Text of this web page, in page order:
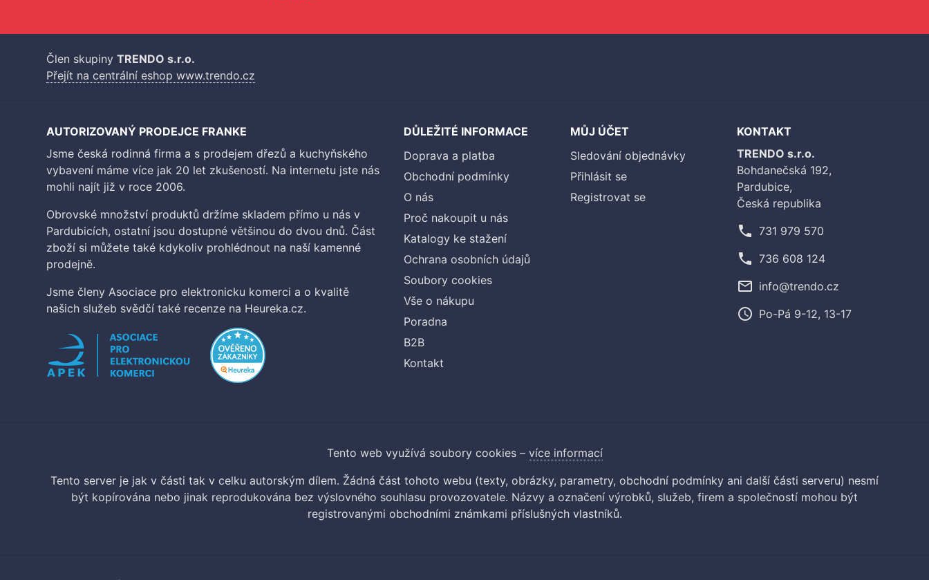
Člen skupiny TRENDO s.r.o.
Přejít na centrální eshop www.trendo.cz
AUTORIZOVANÝ PRODEJCE FRANKE
Jsme česká rodinná firma a s prodejem dřezů a kuchyňského
vybavení máme více jak 20 let zkušeností. Na internetu jste nás
mohli najít již v roce 2006.
Obrovské množství produktů držíme skladem přímo u nás v
Pardubicích, ostatní jsou dostupné většinou do dvou dnů. Část
zboží si můžete také kdykoliv prohlédnout na naší kamenné
prodejně.
Jsme členy Asociace pro elektronicku komerci a o kvalitě
našich služeb svědčí také recenze na Heureka.cz.
DŮLEŽITÉ INFORMACE
Doprava a platba
Obchodní podmínky
O nás
Proč nakoupit u nás
Katalogy ke stažení
Ochrana osobních údajů
Soubory cookies
Vše o nákupu
Poradna
B2B
Kontakt
MŮJ ÚČET
Sledování objednávky
Přihlásit se
Registrovat se
KONTAKT
TRENDO s.r.o.
Bohdanečská 192,
Pardubice,
Česká republika
phone 731 979 570
phone 736 608 124
mail_outline info@trendo.cz
access_time Po-Pá 9-12, 13-17
Tento web využívá soubory cookies – více informací
Tento server je jak v části tak v celku autorským dílem. Žádná část tohoto webu (texty, obrázky, parametry, obchodní podmínky ani další části serveru) nesmí
být kopírována nebo jinak reprodukována bez výslovného souhlasu provozovatele. Názvy a označení výrobků, služeb, firem a společností mohou být
registrovanými obchodními známkami příslušných vlastníků.